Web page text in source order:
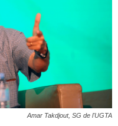
Amar Takdjout, SG de l'UGTA